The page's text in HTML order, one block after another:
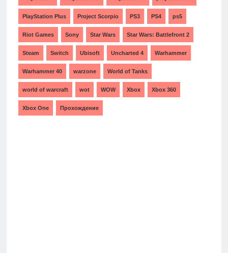
PlayStation Plus Project Scorpio PS3 PS4 ps5
Riot Games Sony Star Wars Star Wars: Battlefront 2
Steam Switch Ubisoft Uncharted 4 Warhammer
Warhammer 40 warzone World of Tanks
world of warcraft wot WOW Xbox Xbox 360
Xbox One Прохождение